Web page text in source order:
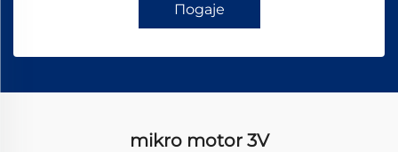
Подаје
mikro motor 3V